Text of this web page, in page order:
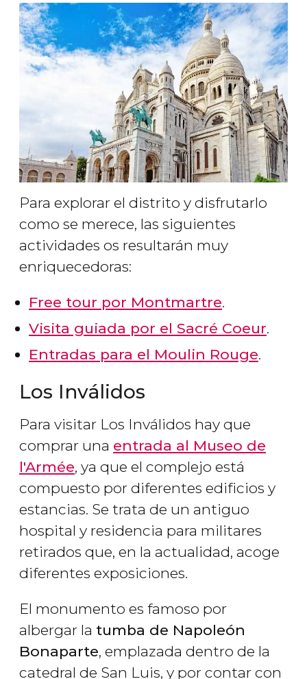
Para explorar el distrito y disfrutarlo
como se merece, las siguientes
actividades os resultarán muy
enriquecedoras:
Free tour por Montmartre.
Visita guiada por el Sacré Coeur.
Entradas para el Moulin Rouge.
Los Inválidos
Para visitar Los Inválidos hay que
comprar una entrada al Museo de
l'Armée, ya que el complejo está
compuesto por diferentes edificios y
estancias. Se trata de un antiguo
hospital y residencia para militares
retirados que, en la actualidad, acoge
diferentes exposiciones.
El monumento es famoso por
albergar la tumba de Napoleón
Bonaparte, emplazada dentro de la
catedral de San Luis, y por contar con